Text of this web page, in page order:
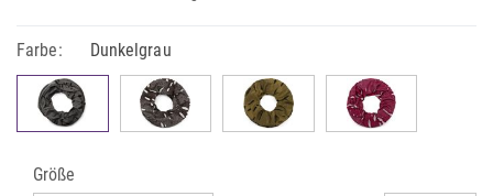
Farbe: Dunkelgrau
Größe